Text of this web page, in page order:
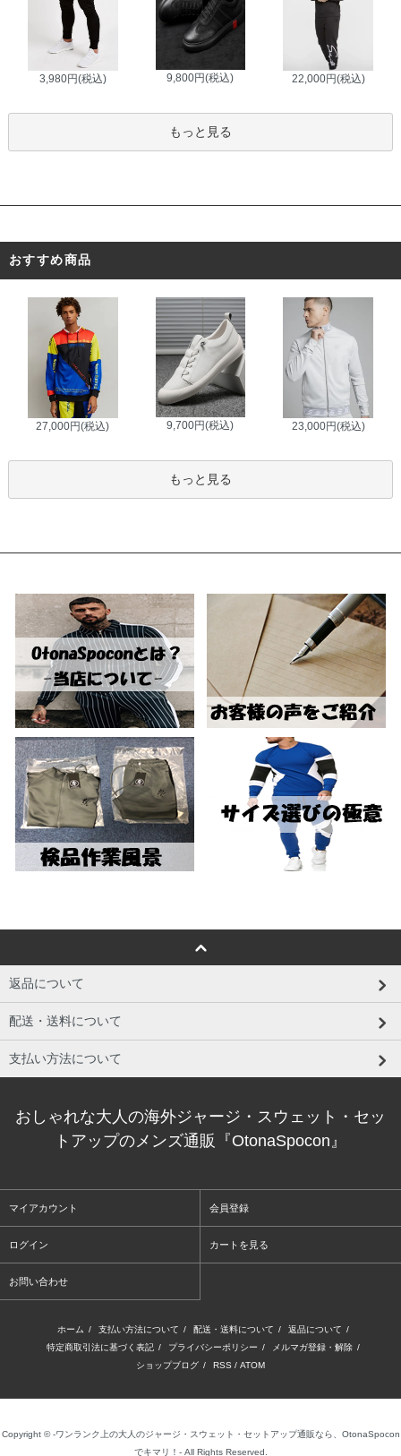
3,980円(税込) 9,800円(税込) 22,000円(税込)
もっと見る
おすすめ商品
27,000円(税込) 9,700円(税込) 23,000円(税込)
もっと見る
返品について
配送・送料について
支払い方法について
おしゃれな大人の海外ジャージ・スウェット・セッ
トアップのメンズ通販『OtonaSpocon』
マイアカウント 会員登録
ログイン カートを見る
お問い合わせ
ホーム / 支払い方法について / 配送・送料について / 返品について /
特定商取引法に基づく表記 / プライバシーポリシー / メルマガ登録・解除 /
ショップブログ / RSS / ATOM
Copyright © -ワンランク上の大人のジャージ・スウェット・セットアップ通販なら、OtonaSpocon
でキマリ！- All Rights Reserved.